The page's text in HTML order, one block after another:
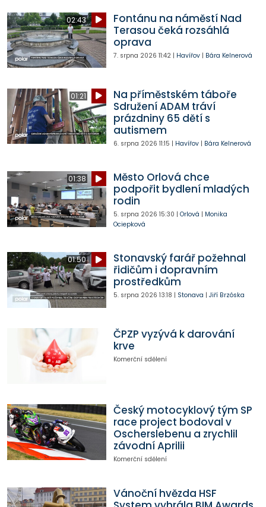
02:43
Fontánu na náměstí Nad
Terasou čeká rozsáhlá
oprava
7. srpna 2026 11:42| Havířov| Bára Kelnerová
01:21
Na příměstském táboře
Sdružení ADAM tráví
prázdniny 65 dětí s
autismem
6. srpna 2026 11:15 | Havířov| Bára Kelnerová
01:38
Město Orlová chce
podpořit bydlení mladých
rodin
5. srpna 2026 15:30 | Orlová | Monika
Ociepková
01:50
Stonavský farář požehnal
řidičům i dopravním
prostředkům
5. srpna 2026 13:18 | Stonava | Jiří Brzóska
ČPZP vyzývá k darování
krve
Komerční sdělení
Český motocyklový tým SP
race project bodoval v
Oscherslebenu a zrychlil
závodní Aprilii
Komerční sdělení
Vánoční hvězda HSF